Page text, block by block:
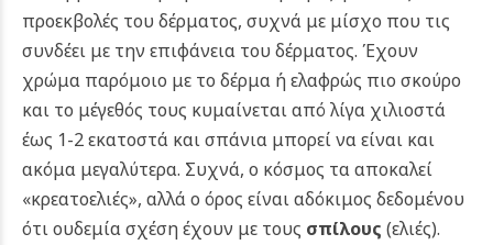
προεκβολές του δέρματος, συχνά με μίσχο που τις
συνδέει με την επιφάνεια του δέρματος. Έχουν
χρώμα παρόμοιο με το δέρμα ή ελαφρώς πιο σκούρο
και το μέγεθός τους κυμαίνεται από λίγα χιλιοστά
έως 1-2 εκατοστά και σπάνια μπορεί να είναι και
ακόμα μεγαλύτερα. Συχνά, ο κόσμος τα αποκαλεί
«κρεατοελιές», αλλά ο όρος είναι αδόκιμος δεδομένου
ότι ουδεμία σχέση έχουν με τους σπίλους (ελιές).